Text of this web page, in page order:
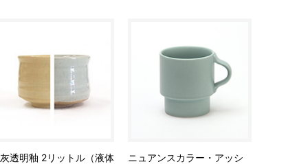
透明釉 2リットル（液体
ニュアンスカラー・アッシ